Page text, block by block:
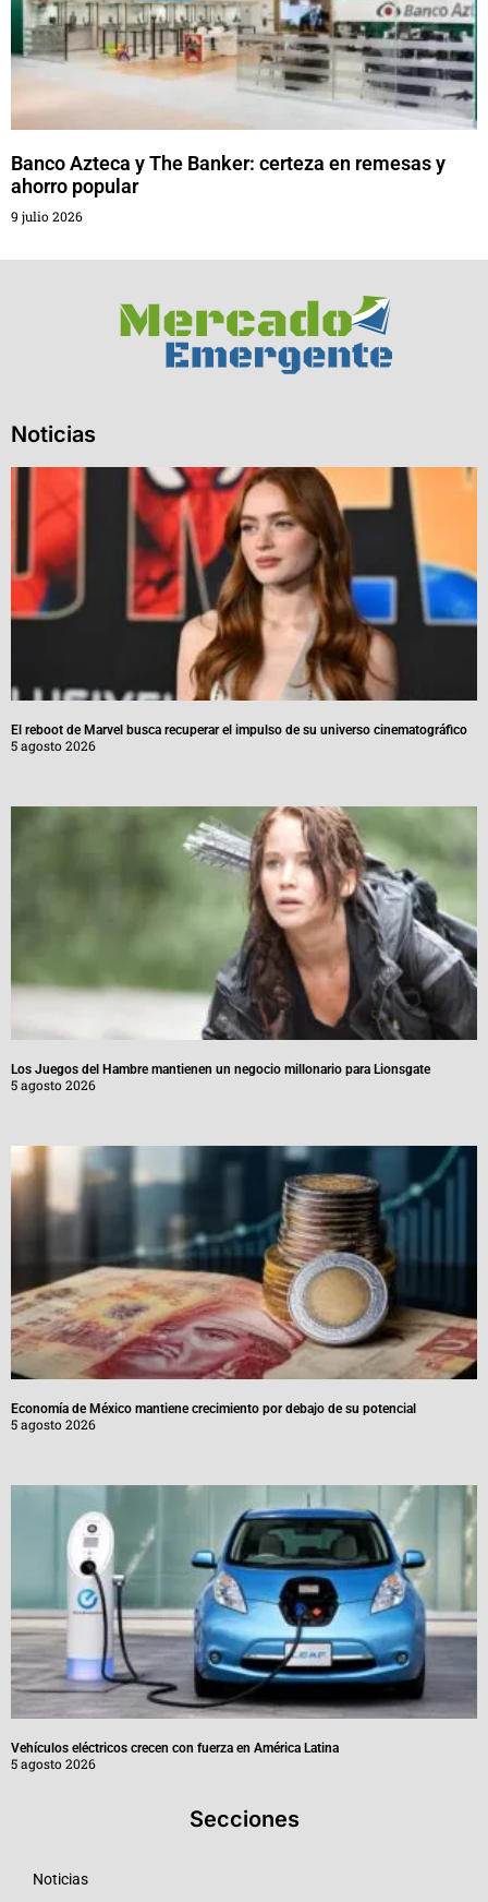
Banco Azteca y The Banker: certeza en remesas y
ahorro popular
9 julio 2026
Noticias
El reboot de Marvel busca recuperar el impulso de su universo cinematográfico
5 agosto 2026
Los Juegos del Hambre mantienen un negocio millonario para Lionsgate
5 agosto 2026
Economía de México mantiene crecimiento por debajo de su potencial
5 agosto 2026
Vehículos eléctricos crecen con fuerza en América Latina
5 agosto 2026
Secciones
Noticias